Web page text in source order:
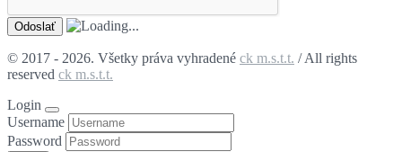
© 2017 - 2026. Všetky práva vyhradené ck m.s.t.t. / All rights
reserved ck m.s.t.t.
Login
Username
Password